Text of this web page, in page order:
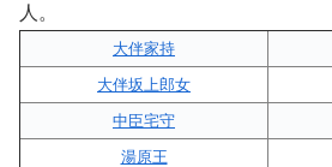
人。
大伴家持
大伴坂上郎女
中臣宅守
湯原王